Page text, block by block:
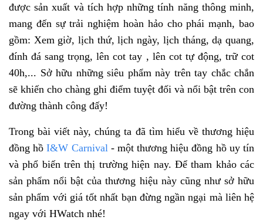
được sản xuất và tích hợp những tính năng thông minh,
mang đến sự trải nghiệm hoàn hảo cho phái mạnh, bao
gồm: Xem giờ, lịch thứ, lịch ngày, lịch tháng, dạ quang,
đính đá sang trọng, lên cot tay , lên cot tự động, trữ cot
40h,... Sở hữu những siêu phẩm này trên tay chắc chắn
sẽ khiến cho chàng ghi điểm tuyệt đối và nổi bật trên con
đường thành công đấy!
Trong bài viết này, chúng ta đã tìm hiểu về thương hiệu
đồng hồI&W Carnival - một thương hiệu đồng hồ uy tín
và phổ biến trên thị trường hiện nay. Để tham khảo các
sản phẩm nổi bật của thương hiệu này cũng như sở hữu
sản phẩm với giá tốt nhất bạn đừng ngần ngại mà liên hệ
ngay với HWatch nhé!